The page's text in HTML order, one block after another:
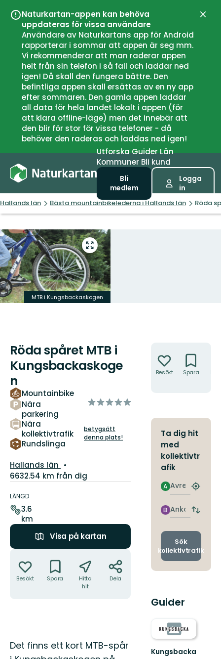
Naturkartan-appen kan behöva
uppdateras för vissa användare
Användare av Naturkartans app för Android
rapporterar i sommar att appen är seg mm.
Vi rekommenderar att man raderar appen
helt från sin telefon i så fall och laddar ned
igen! Då skall den fungera bättre. Den
befintliga appen skall ersättas av en ny app
efter sommaren. Den gamla appen laddar
all data för hela landet lokalt i appen (för
att klara offline-läge) men det innebär att
den blir för stor för vissa telefoner - då
behöver den raderas och laddas ned igen!
UtforskaGuiderLän
Kommuner Bli kund
Bli
medlem
Logga
in
Hallands län Bästa mountainbikelederna i Hallands län Röda
Gå
till
helskärmsläge
MTB i Kungsbackaskogen
Röda spåret MTB i
Kungsbackaskoge
n
Mountainbike
Nära
parkering
Nära
kollektivtrafik
Rundslinga
av
betygsätt
denna plats!
Län:
Hallands län
6632.54 km från dig
om
leden
LÄNGD
3.6
km
Visa på kartan
Besökt Spara
Hitta
hit
Dela
Beskrivning
Det finns ett kort MTB-spår
Besökt Spara
Ta dig hit
med
kollektivtr
afik
Avresa
A
Hitta
Ankomst
B
Byt
och
Sök
kollektivtrafik
Guider
Kungsbacka